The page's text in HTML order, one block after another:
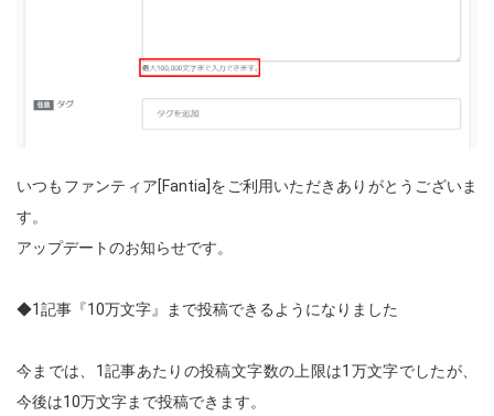
いつもファンティア[Fantia]をご利用いただきありがとうございま
す。
アップデートのお知らせです。
◆1記事『10万文字』まで投稿できるようになりました
今までは、1記事あたりの投稿文字数の上限は1万文字でしたが、
今後は10万文字まで投稿できます。